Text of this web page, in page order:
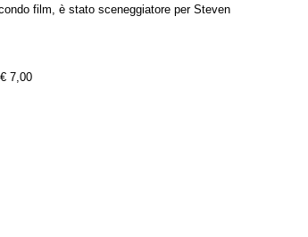
film, è stato sceneggiatore per Steven
7,00